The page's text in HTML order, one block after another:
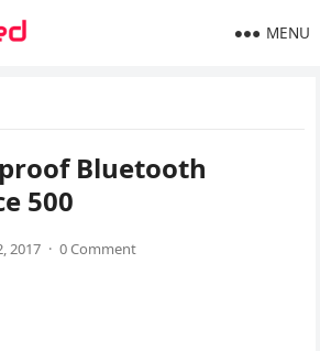
MENU
Bluetooth
500
2017 · 0 Comment